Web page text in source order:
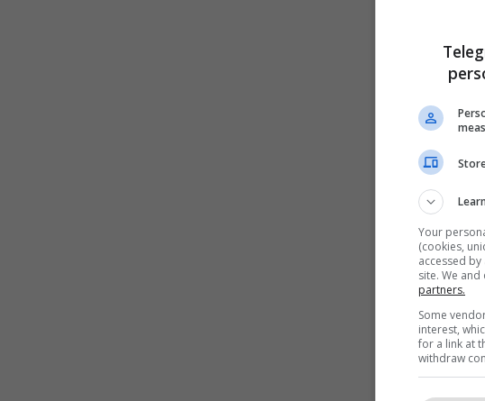
Your
(cookies,
accessed
site. We
partners.
Some
interest,
for a link at
withdraw